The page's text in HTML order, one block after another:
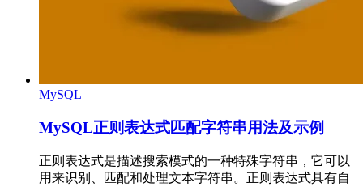
MySQL
MySQL正则表达式匹配字符串用法及示例
正则表达式是描述搜索模式的一种特殊字符串，它可以
用来识别、匹配和处理文本字符串。正则表达式具有自